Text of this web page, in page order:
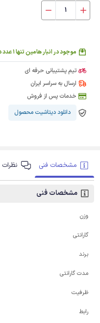
موجود در انبار هامین تنها 1 عدد در انبار باقی مانده
تیم پشتیبانی حرفه ای
ارسال به سراسر ایران
خدمات پس از فروش
دانلود دیتاشیت محصول
مشخصات فنی نظرات
مشخصات فنی
وزن
گارانتی
برند
مدت گارانتی
ظرفیت
رابط